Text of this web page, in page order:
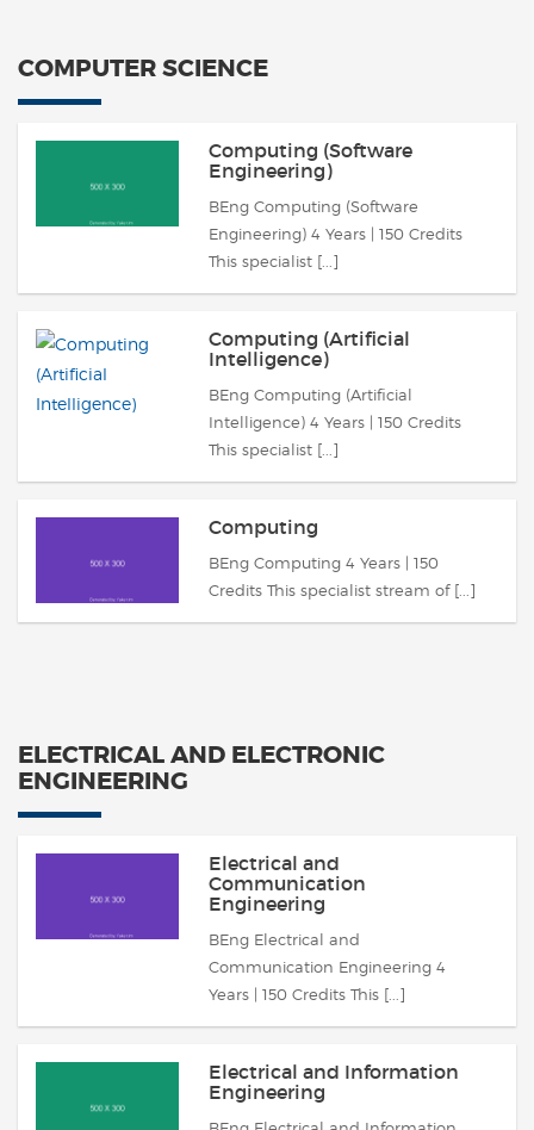
COMPUTER SCIENCE
Computing (Software
Engineering)
BEng Computing (Software
Engineering) 4 Years | 150 Credits
This specialist [...]
Computing (Artificial
Intelligence)
BEng Computing (Artificial
Intelligence) 4 Years | 150 Credits
This specialist [...]
Computing
BEng Computing 4 Years | 150
Credits This specialist stream of [...]
ELECTRICAL AND ELECTRONIC
ENGINEERING
Electrical and
Communication
Engineering
BEng Electrical and
Communication Engineering 4
Years | 150 Credits This [...]
Electrical and Information
Engineering